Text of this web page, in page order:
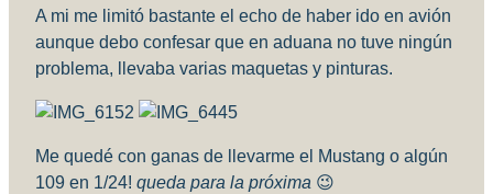
A mi me limitó bastante el echo de haber ido en avión
aunque debo confesar que en aduana no tuve ningún
problema, llevaba varias maquetas y pinturas.
Me quedé con ganas de llevarme el Mustang o algún
109 en 1/24! queda para la próxima 😉